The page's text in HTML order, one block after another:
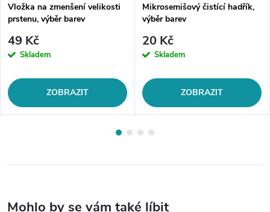
Vložka na zmenšení velikosti
prstenu, výběr barev
49 Kč
Skladem
ZOBRAZIT
Mikrosemišový čistící hadřík,
výběr barev
20 Kč
Skladem
ZOBRAZIT